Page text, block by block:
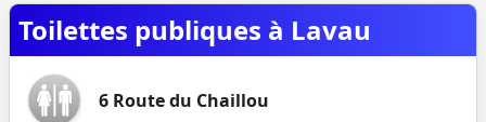
Toilettes publiques à Lavau
6 Route du Chaillou